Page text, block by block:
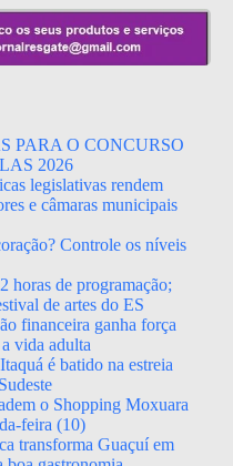
PARA O CONCURSO
2026
legislativas rendem
e câmaras municipais
Controle os níveis
horas de programação;
de artes do ES
financeira ganha força
vida adulta
é batido na estreia
o Shopping Moxuara
feira (10)
transforma Guaçuí em